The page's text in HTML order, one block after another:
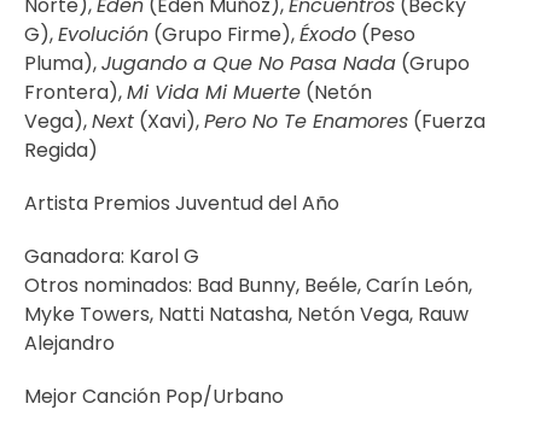
G),Evolución (Grupo Firme),Éxodo (Peso
Pluma),Jugando a Que No Pasa Nada (Grupo
Frontera),Mi Vida Mi Muerte (Netón
Vega),Next (Xavi),Pero No Te Enamores (Fuerza
Regida)
Artista Premios Juventud del Año
Ganadora: Karol G
Otros nominados: Bad Bunny, Beéle, Carín León,
Myke Towers, Natti Natasha, Netón Vega, Rauw
Alejandro
Mejor Canción Pop/Urbano